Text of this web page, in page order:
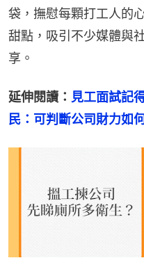
袋，撫慰每顆打工人的
甜點，吸引不少媒體與
享。
延伸閱讀： 見工面試記
民：可判斷公司財力如